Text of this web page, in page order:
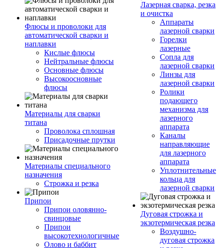
Флюсы и проволоки для
автоматической сварки и
наплавки
Кислые флюсы
Нейтральные флюсы
Основные флюсы
Высокоосновные
флюсы
Материалы для сварки
титана
Проволока сплошная
Присадочные прутки
Материалы специального
назначения
Строжка и резка
Припои
Припои оловянно-
свинцовые
Припои
высокотехнологичные
Олово и баббит
Лазерная сварка, резка
и очистка
Аппараты
лазерной сварки
Горелки
лазерные
Сопла для
лазерной сварки
Линзы для
лазерной сварки
Ролики
подающего
механизма для
лазерного
аппарата
Каналы
направляющие
для лазерного
аппарата
Уплотнительные
кольца для
лазерной сварки
Дуговая строжка и
экзотермическая резка
Воздушно-
дуговая строжка